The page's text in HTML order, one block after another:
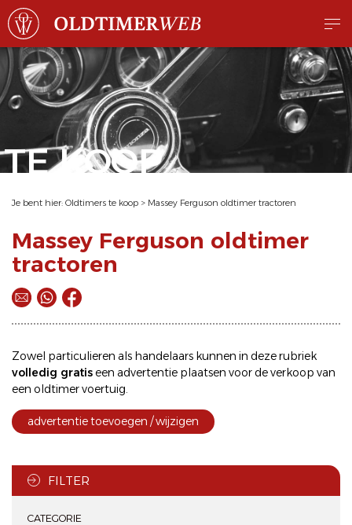
TE KOOP
Je bent hier: Oldtimers te koop > Massey Ferguson oldtimer tractoren
Massey Ferguson oldtimer
tractoren
Zowel particulieren als handelaars kunnen in deze rubriek
volledig gratis een advertentie plaatsen voor deverkoop van
een oldtimer voertuig.
advertentie toevoegen / wijzigen
FILTER
CATEGORIE